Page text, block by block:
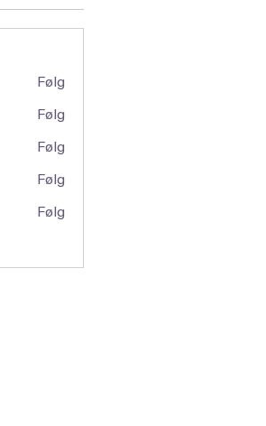
Følg
Følg
Følg
Følg
Følg